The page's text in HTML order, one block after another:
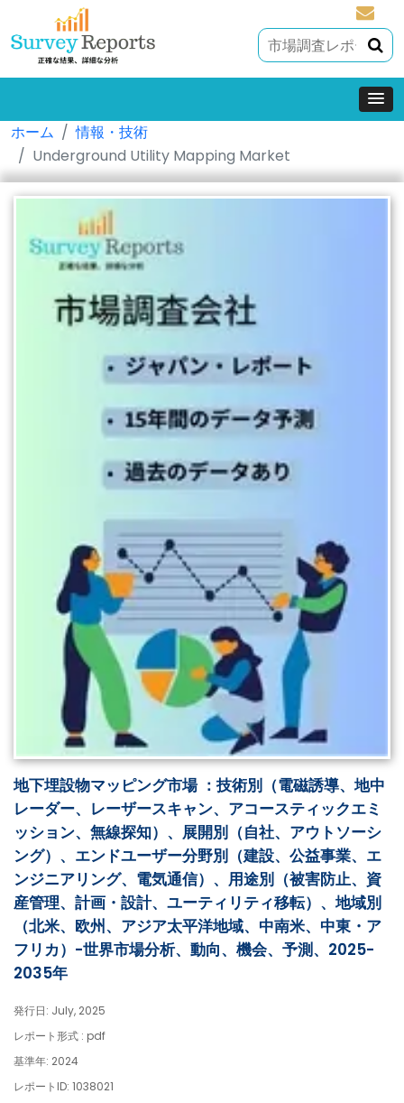
ホーム
情報・技術
Underground Utility Mapping Market
地下埋設物マッピング市場 ：技術別（電磁誘導、地中
レーダー、レーザースキャン、アコースティックエミ
ッション、無線探知）、展開別（自社、アウトソーシ
ング）、エンドユーザー分野別（建設、公益事業、エ
ンジニアリング、電気通信）、用途別（被害防止、資
産管理、計画・設計、ユーティリティ移転）、地域別
（北米、欧州、アジア太平洋地域、中南米、中東・ア
フリカ）-世界市場分析、動向、機会、予測、2025-
2035年
発行日: July, 2025
レポート形式 : pdf
基準年: 2024
レポートID: 1038021